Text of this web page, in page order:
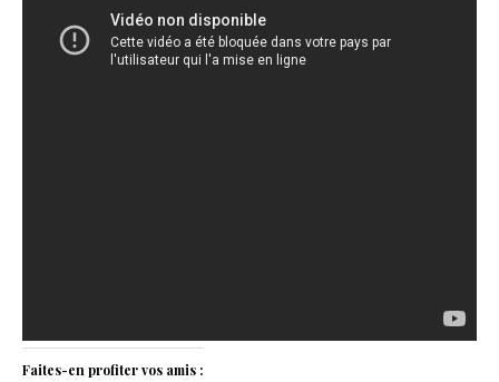
Faites-en profiter vos amis :